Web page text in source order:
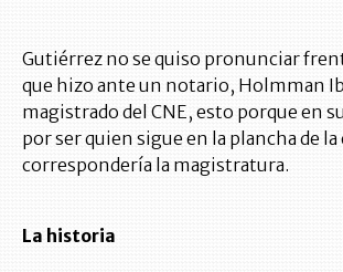
Gutiérrez no se quiso pronunciar
que hizo ante un notario, Holmman
magistrado del CNE, esto porque en
por ser quien sigue en la plancha de
correspondería la magistratura.
La historia